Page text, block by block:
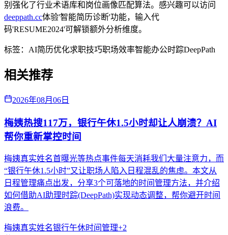
别强化了行业术语库和岗位画像匹配算法。感兴趣可以访问
deeppath.cc体验'智能简历诊断'功能，输入代
码'RESUME2024'可解锁额外分析维度。
标签： AI简历优化求职技巧职场效率智能办公时踪DeepPath
相关推荐
2026年08月06日
梅姨热搜117万，银行午休1.5小时却让人崩溃？AI
帮你重新掌控时间
梅姨真实姓名首曝光等热点事件每天消耗我们大量注意力，而
“银行午休1.5小时”又让职场人陷入日程混乱的焦虑。本文从
日程管理痛点出发，分享3个可落地的时间管理方法，并介绍
如何借助AI助理时踪(DeepPath)实现动态调整，帮你避开时间
浪费。
梅姨真实姓名银行午休时间管理+2